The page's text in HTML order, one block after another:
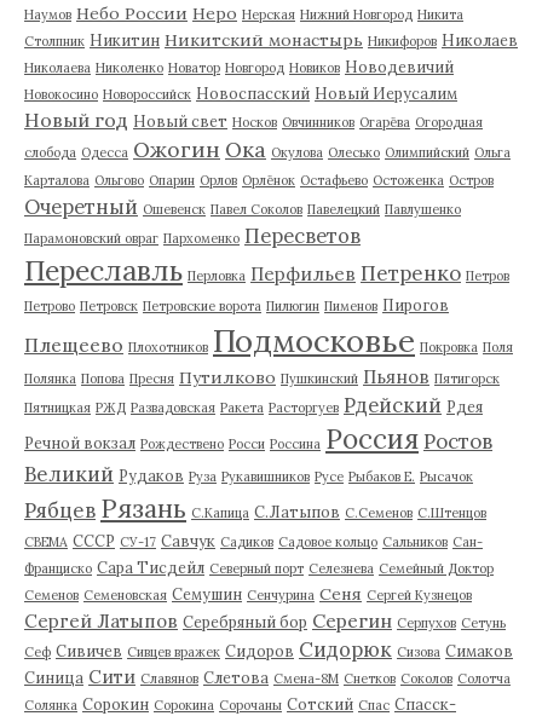
Наумов Небо России Неро Нерская Нижний Новгород Никита
Столпник Никитин Никитский монастырь Никифоров Николаев
Николаева Николенко Новатор Новгород Новиков Новодевичий
Новокосино Новороссийск Новоспасский Новый Иерусалим
Новый год Новый свет Носков Овчинников Огарёва Огородная
слобода Одесса Ожогин Ока Окулова Олесько Олимпийский Ольга
Карталова Ольгово Опарин Орлов Орлёнок Остафьево Остоженка Остров
Очеретный Ошевенск Павел Соколов Павелецкий Павлушенко
Парамоновский овраг Пархоменко Пересветов
Переславль Перловка Перфильев Петренко Петров
Петрово Петровск Петровские ворота Пилюгин Пименов Пирогов
Плещеево Плохотников Подмосковье Покровка Поля
Полянка Попова Пресня Путилково Пушкинский Пьянов Пятигорск
Пятницкая РЖД Развадовская Ракета Расторгуев Рдейский Рдея
Речной вокзал Рождествено Росси Россина Россия Ростов
Великий Рудаков Руза Рукавишников Русе Рыбаков Е. Рысачок
Рябцев Рязань С.Капица С.Латыпов С.Семенов С.Штенцов
СВЕМА СССР СУ-17 Савчук Садиков Садовое кольцо Сальников Сан-
Франциско Сара Тисдейл Северный порт Селезнева Семейный Доктор
Семенов Семеновская Семушин Сенчурина Сеня Сергей Кузнецов
Сергей Латыпов Серебряный бор Серегин Серпухов Сетунь
Сеф Сивичев Сивцев вражек Сидоров Сидорюк Сизова Симаков
Синица Сити Славянов Слетова Смена-8М Снетков Соколов Солотча
Солянка Сорокин Сорокина Сорочаны Сотский Спас Спасск-